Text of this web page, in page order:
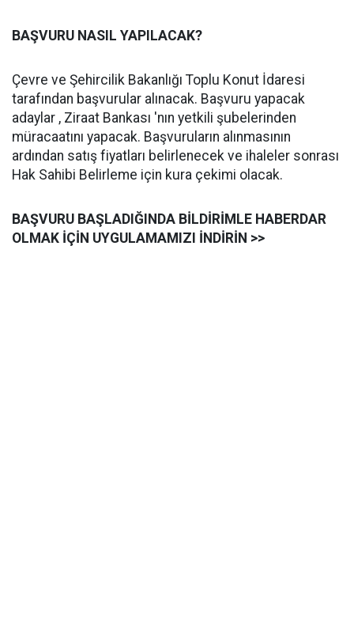
BAŞVURU NASIL YAPILACAK?
Çevre ve Şehircilik Bakanlığı Toplu Konut İdaresi
tarafından başvurular alınacak. Başvuru yapacak
adaylar , Ziraat Bankası 'nın yetkili şubelerinden
müracaatını yapacak. Başvuruların alınmasının
ardından satış fiyatları belirlenecek ve ihaleler sonrası
Hak Sahibi Belirleme için kura çekimi olacak.
BAŞVURU BAŞLADIĞINDA BİLDİRİMLE HABERDAR
OLMAK İÇİN UYGULAMAMIZI İNDİRİN >>